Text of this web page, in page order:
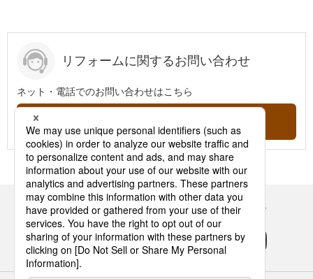
リフォームに関するお問い合わせ
ネット・電話でのお問い合わせはこちら
Panasonicの住まい・くらし SNSアカウント